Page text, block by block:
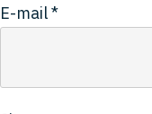
E-mail*